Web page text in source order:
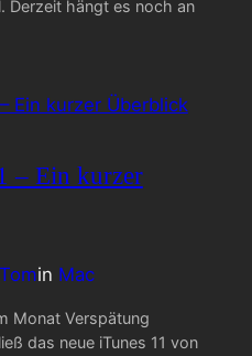
Derzeit hängt es noch an
– Ein kurzer
in Mac
Monat Verspätung
das neue iTunes 11 von